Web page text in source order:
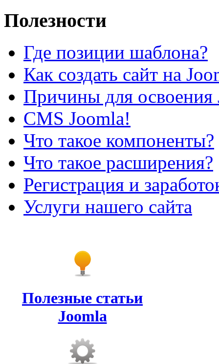
Полезности
Где позиции шаблона?
Как создать сайт на
Причины для освоения
CMS Joomla!
Что такое компоненты?
Что такое расширения?
Регистрация и
Услуги нашего сайта
Полезные статьи
Joomla